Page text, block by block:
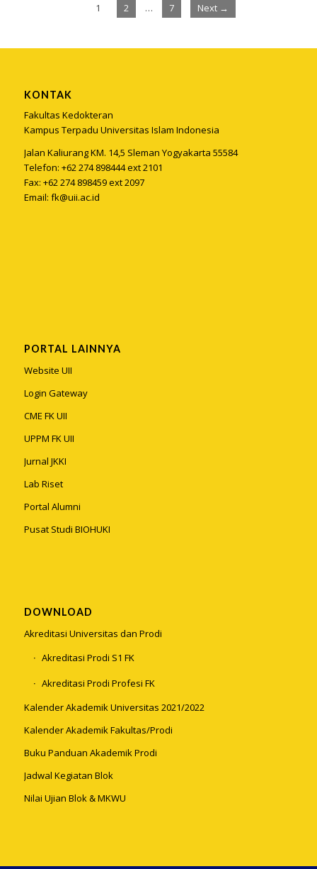
1 2 … 7 Next →
KONTAK
Fakultas Kedokteran
Kampus Terpadu Universitas Islam Indonesia
Jalan Kaliurang KM. 14,5 Sleman Yogyakarta 55584
Telefon: +62 274 898444 ext 2101
Fax: +62 274 898459 ext 2097
Email: fk@uii.ac.id
PORTAL LAINNYA
Website UII
Login Gateway
CME FK UII
UPPM FK UII
Jurnal JKKI
Lab Riset
Portal Alumni
Pusat Studi BIOHUKI
DOWNLOAD
Akreditasi Universitas dan Prodi
Akreditasi Prodi S1 FK
Akreditasi Prodi Profesi FK
Kalender Akademik Universitas 2021/2022
Kalender Akademik Fakultas/Prodi
Buku Panduan Akademik Prodi
Jadwal Kegiatan Blok
Nilai Ujian Blok & MKWU